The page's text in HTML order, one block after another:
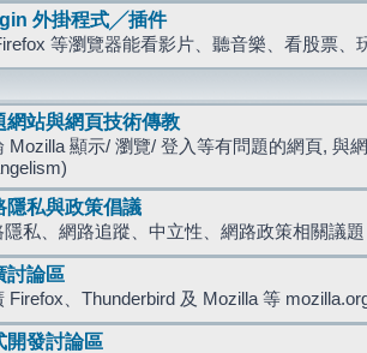
外掛程式╱插件
等瀏覽器能看影片、聽音樂、看股票、
網站與網頁技術傳教
Mozilla 顯示/ 瀏覽/ 登入等有問題的網頁, 與
隱私與政策倡議
隱私、網路追蹤、中立性、網路政策相關議題
討論區
Firefox、Thunderbird 及 Mozilla 等
開發討論區